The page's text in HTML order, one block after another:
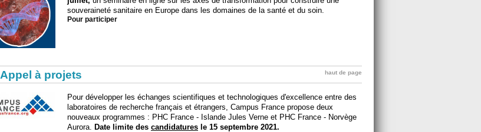
souveraineté sanitaire en Europe dans les domaines de la santé et du soin.
Pour participer
Appel à projets haut de page
Pour développer les échanges scientifiques et technologiques d'excellence entre des
laboratoires de recherche français et étrangers, Campus France propose deux
nouveaux programmes : PHC France - Islande Jules Verne et PHC France - Norvège
Aurora. Date limite des candidatures le 15 septembre 2021.